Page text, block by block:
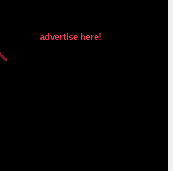
advertise here!